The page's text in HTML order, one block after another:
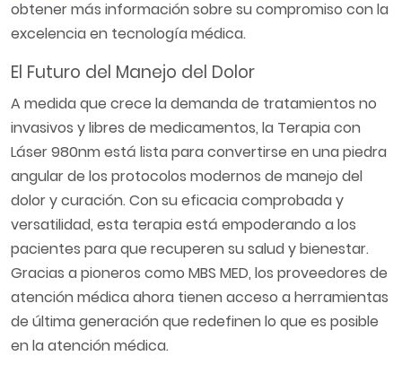
obtener más información sobre su compromiso con la
excelencia en tecnología médica.
El Futuro del Manejo del Dolor
A medida que crece la demanda de tratamientos no
invasivos y libres de medicamentos, la Terapia con
Láser 980nm está lista para convertirse en una piedra
angular de los protocolos modernos de manejo del
dolor y curación. Con su eficacia comprobada y
versatilidad, esta terapia está empoderando a los
pacientes para que recuperen su salud y bienestar.
Gracias a pioneros como MBS MED, los proveedores de
atención médica ahora tienen acceso a herramientas
de última generación que redefinen lo que es posible
en la atención médica.